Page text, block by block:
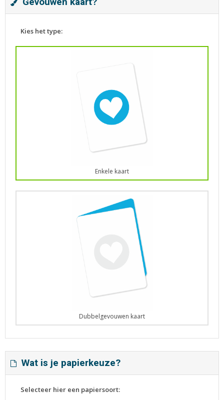
Kies het type:
Enkele kaart
Dubbelgevouwen kaart
Wat is je papierkeuze?
Selecteer hier een papiersoort: